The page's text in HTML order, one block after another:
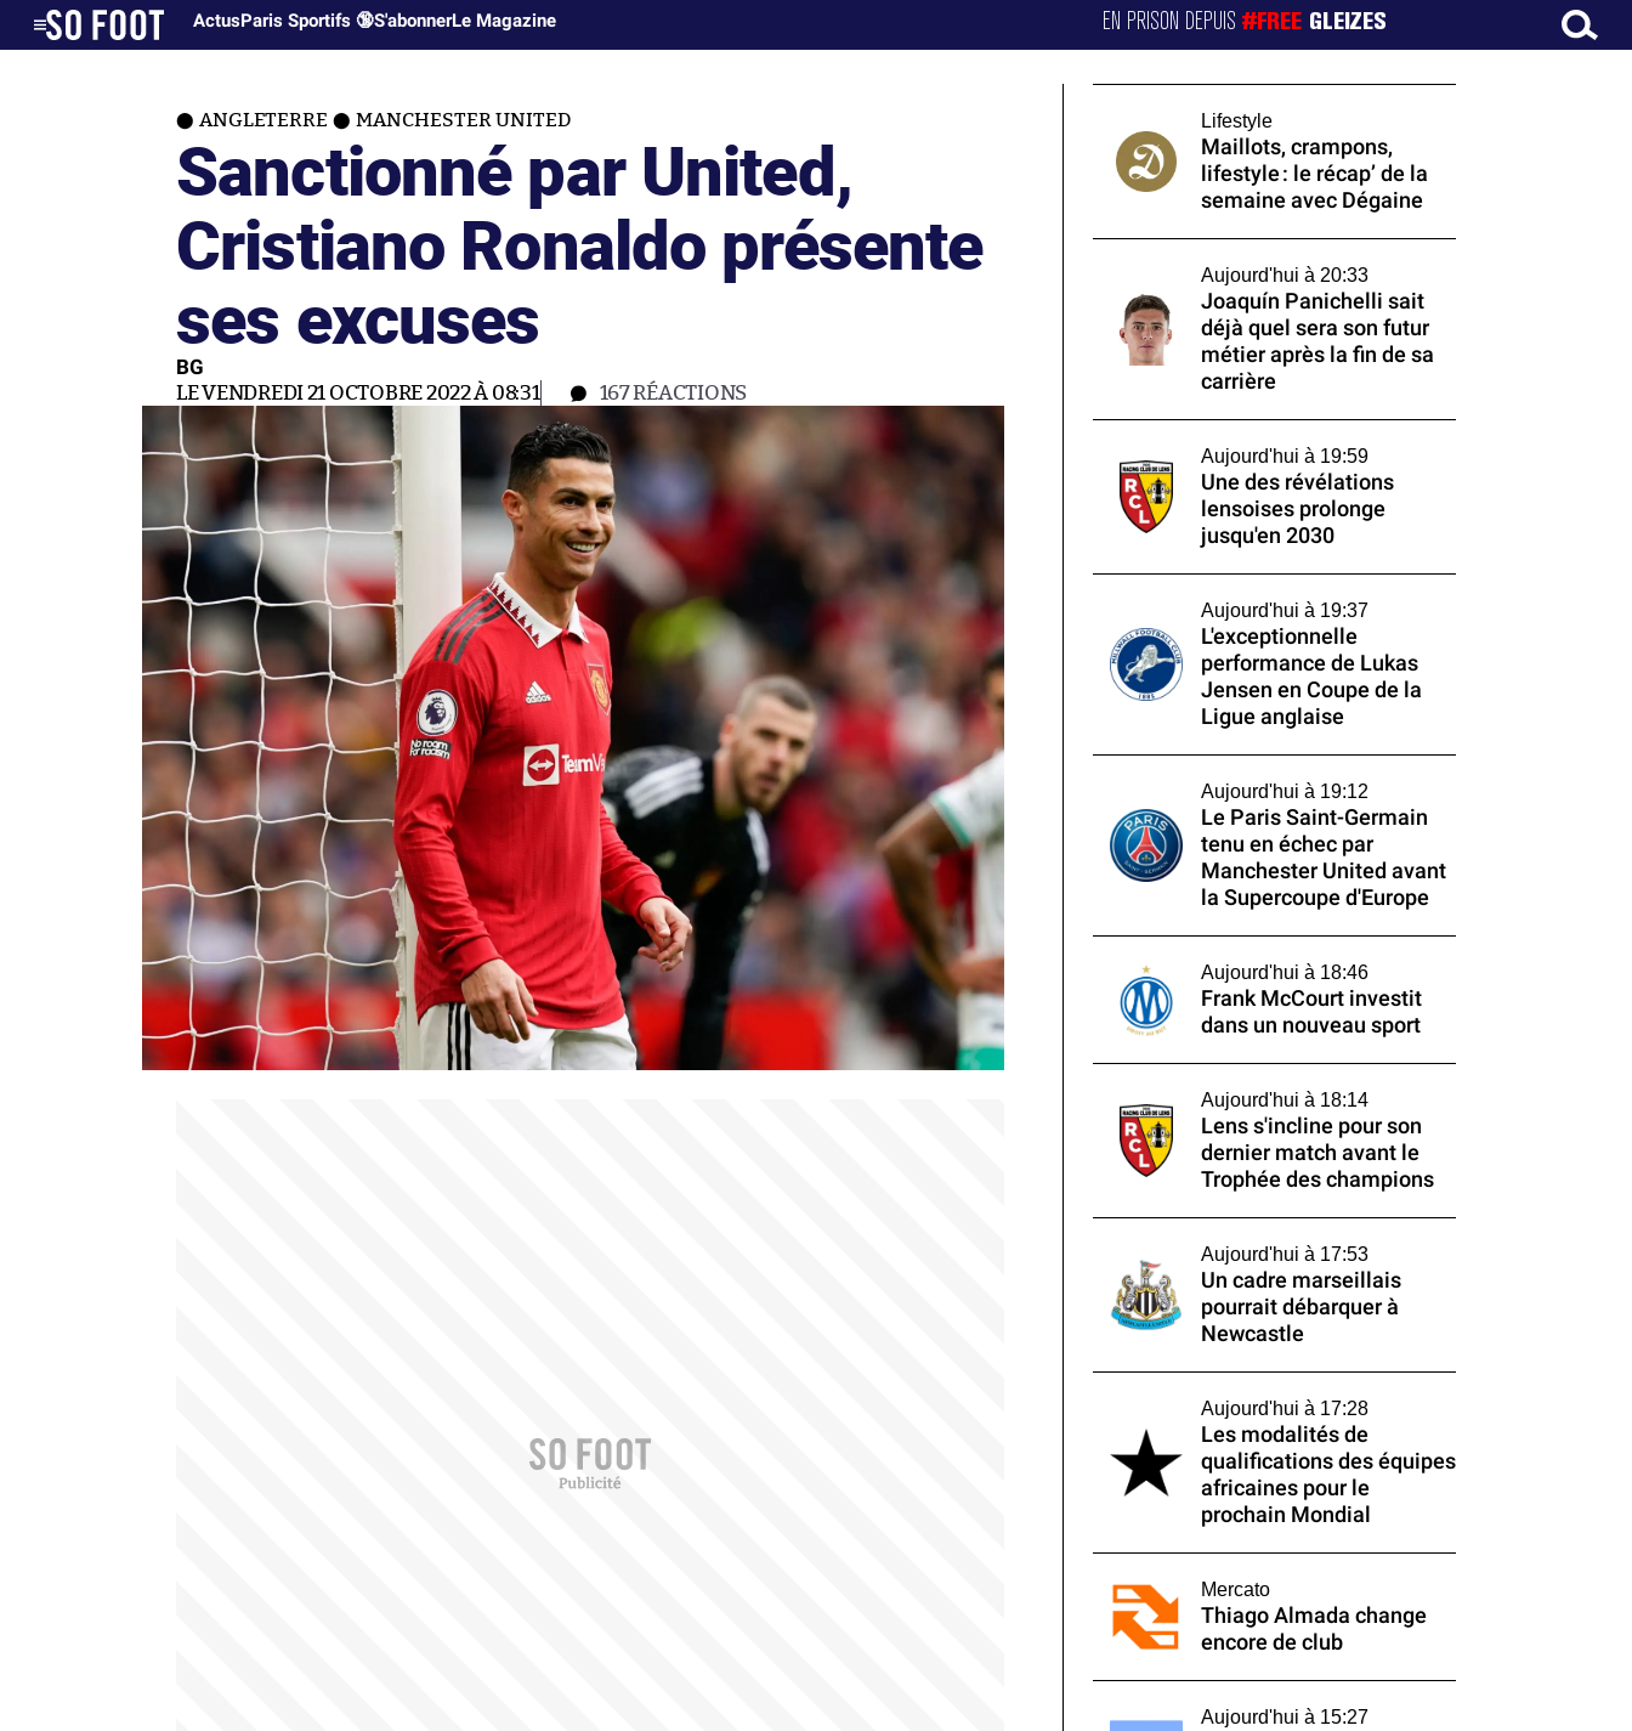
ActusParis Sportifs 🔞S'abonnerLe Magazine EN PRISON DEPUIS#FREE GLEIZES
ANGLETERRE MANCHESTER UNITED
Sanctionné par United,
Cristiano Ronaldo présente
ses excuses
BG
LE VENDREDI 21 OCTOBRE 2022 À 08:31 167RÉACTIONS
Lifestyle
Maillots, crampons,
lifestyle : le récap’ de la
semaine avec Dégaine
Aujourd'hui à 20:33
Joaquín Panichelli sait
déjà quel sera son futur
métier après la fin de sa
carrière
Aujourd'hui à 19:59
Une des révélations
lensoises prolonge
jusqu'en 2030
Aujourd'hui à 19:37
L'exceptionnelle
performance de Lukas
Jensen en Coupe de la
Ligue anglaise
Aujourd'hui à 19:12
Le Paris Saint-Germain
tenu en échec par
Manchester United avant
la Supercoupe d'Europe
Aujourd'hui à 18:46
Frank McCourt investit
dans un nouveau sport
Aujourd'hui à 18:14
Lens s'incline pour son
dernier match avant le
Trophée des champions
Aujourd'hui à 17:53
Un cadre marseillais
pourrait débarquer à
Newcastle
Aujourd'hui à 17:28
Les modalités de
qualifications des équipes
africaines pour le
prochain Mondial
Mercato
Thiago Almada change
encore de club
Aujourd'hui à 15:27